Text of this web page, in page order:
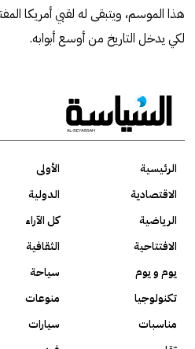
هذا الموسم، ويتبقى له لقبي أمريكا
لكي يدخل التاريخ من أوسع أبوابه.
الرئيسية الأولى
الاقتصادية
الدولية
الرياضية
كل الآراء
الافتتاحية
الثقافية
يوم و يوم
سياحة
تكنولوجيا
منوعات
مناسبات
سيارات